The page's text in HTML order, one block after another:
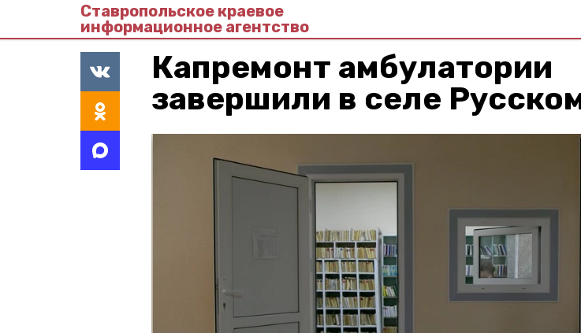
Ставропольское краевое
информационное агентство
Капремонт амбулатории
завершили в селе